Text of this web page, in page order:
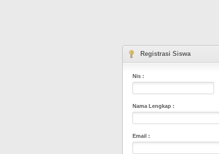
Registrasi Siswa
Nis :
Nama Lengkap :
Email :